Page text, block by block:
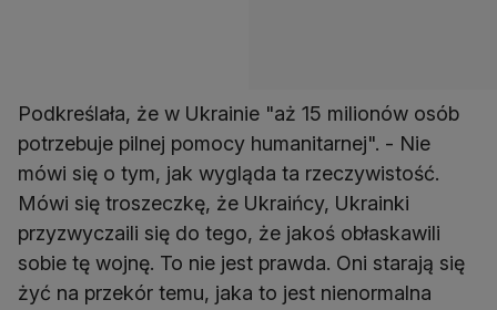
Podkreślała, że w Ukrainie "aż 15 milionów osób
potrzebuje pilnej pomocy humanitarnej". - Nie
mówi się o tym, jak wygląda ta rzeczywistość.
Mówi się troszeczkę, że Ukraińcy, Ukrainki
przyzwyczaili się do tego, że jakoś obłaskawili
sobie tę wojnę. To nie jest prawda. Oni starają się
żyć na przekór temu, jaka to jest nienormalna